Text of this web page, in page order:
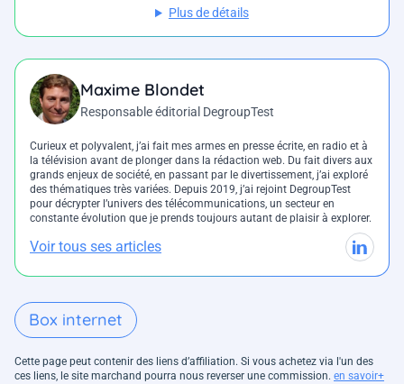
Plus de détails
Maxime Blondet
Responsable éditorial DegroupTest
Curieux et polyvalent, j’ai fait mes armes en presse écrite, en radio et à
la télévision avant de plonger dans la rédaction web. Du fait divers aux
grands enjeux de société, en passant par le divertissement, j’ai exploré
des thématiques très variées. Depuis 2019, j’ai rejoint DegroupTest
pour décrypter l’univers des télécommunications, un secteur en
constante évolution que je prends toujours autant de plaisir à explorer.
Voir tous ses articles
Box internet
Cette page peut contenir des liens d’affiliation. Si vous achetez via l'un des
ces liens, le site marchand pourra nous reverser une commission. en savoir+